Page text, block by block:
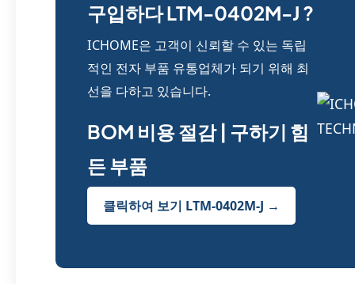
구입하다 LTM-0402M-J ?
ICHOME은 고객이 신뢰할 수 있는 독립
적인 전자 부품 유통업체가 되기 위해 최
선을 다하고 있습니다.
BOM 비용 절감 | 구하기 힘
든 부품
클릭하여 보기 LTM-0402M-J →